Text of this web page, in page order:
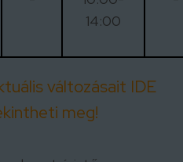
14:00
változásait IDE
meg!